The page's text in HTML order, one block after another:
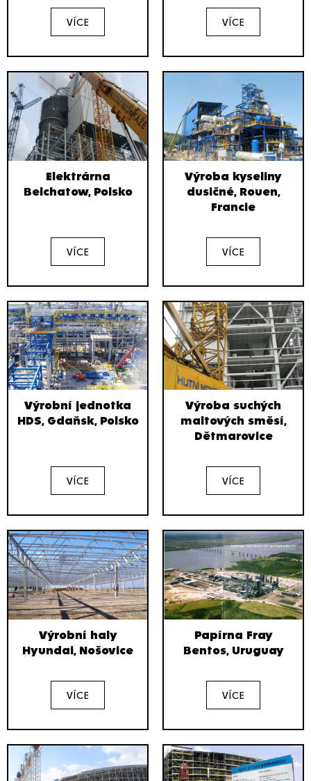
VÍCE VÍCE
Elektrárna
Belchatow, Polsko
VÍCE
Výroba kyseliny
dusičné, Rouen,
Francie
VÍCE
Výrobní jednotka
HDS, Gdaňsk, Polsko
VÍCE
Výroba suchých
maltových směsí,
Dětmarovice
VÍCE
Výrobní haly
Hyundai, Nošovice
VÍCE
Papírna Fray
Bentos, Uruguay
VÍCE